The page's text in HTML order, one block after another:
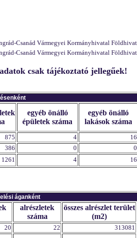
Csanád Vármegyei Kormányhivatal
Csanád Vármegyei Kormányhivatal
csak tájékoztató jellegűek!
egyéb önálló
épületek száma
egyéb önálló
lakások száma
875 4
16
386 0 0
1261 4 16
áganként
alrészletek
száma
összes alrészlet terület
(m2)
20 22
313081